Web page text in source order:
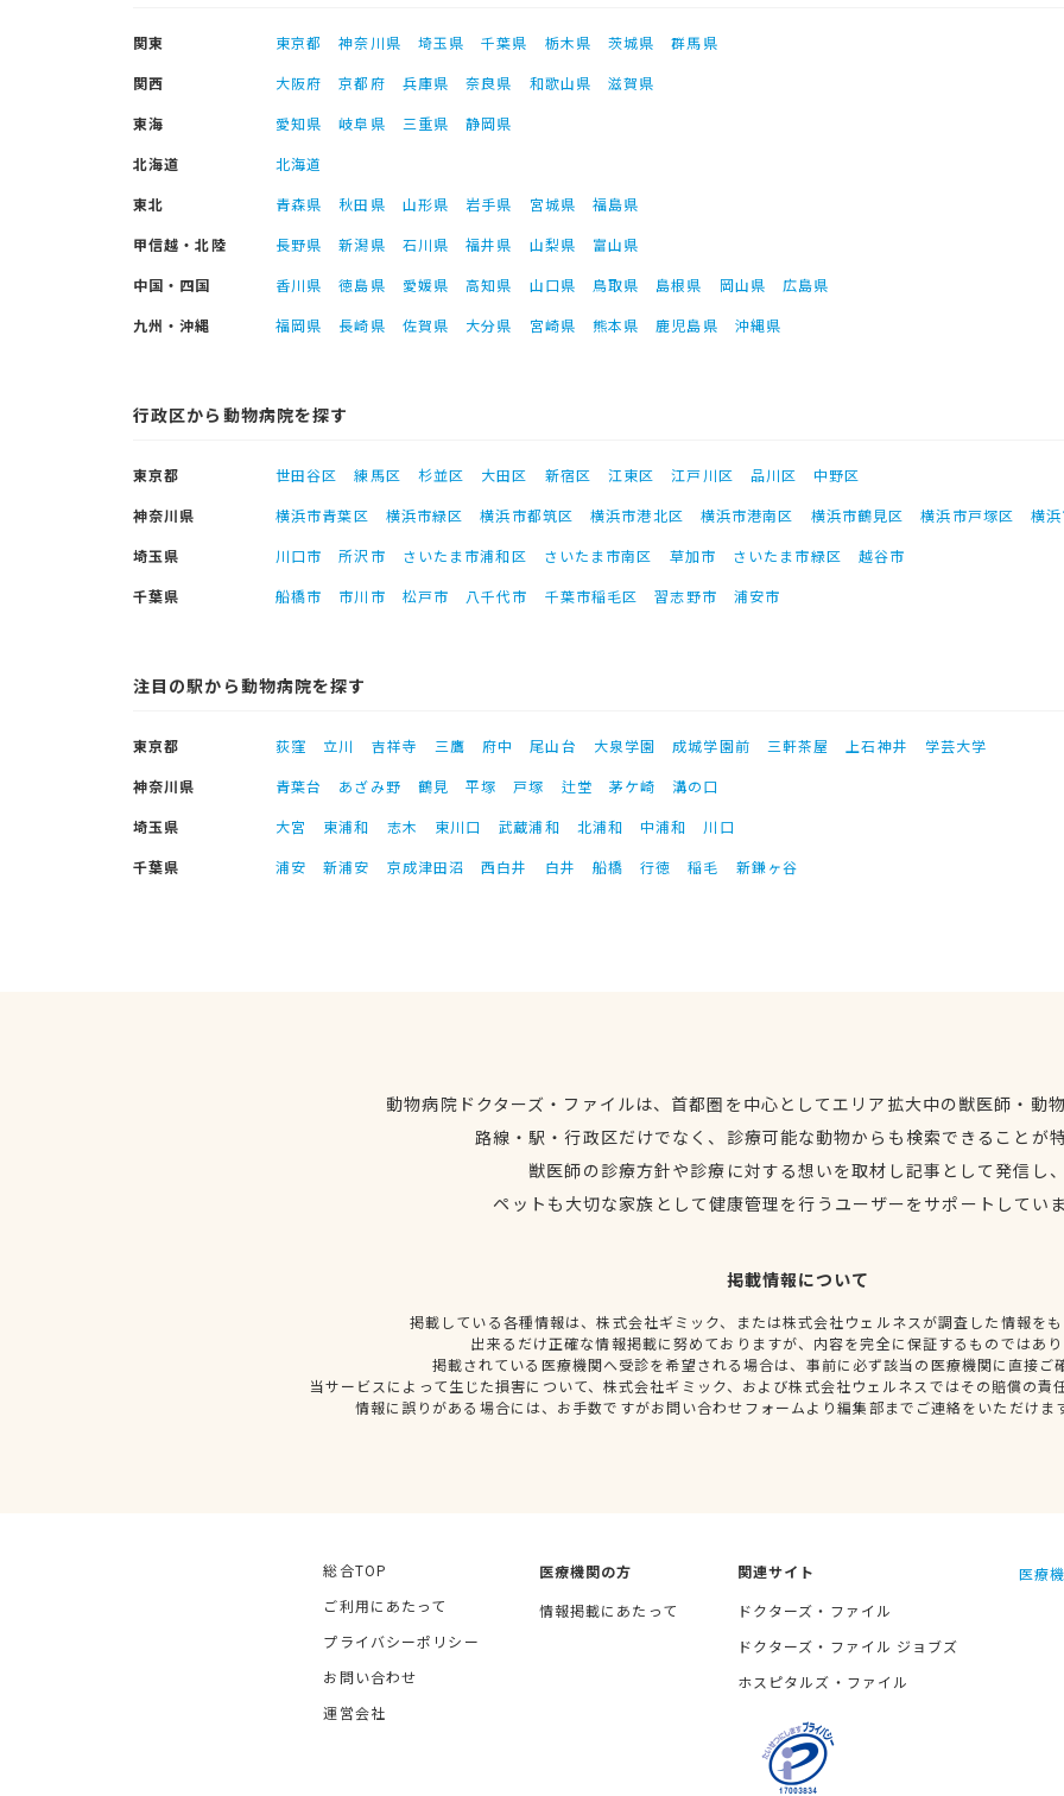
関東 東京都 神奈川県 埼玉県 千葉県 栃木県 茨城県
群馬県
関西
大阪府 京都府 兵庫県 奈良県 和歌山県
滋賀県
東海
愛知県 岐阜県 三重県
静岡県
北海道
北海道
東北
青森県 秋田県 山形県 岩手県 宮城県
福島県
甲信越・北陸
長野県 新潟県 石川県 福井県 山梨県
富山県
中国・四国
香川県 徳島県 愛媛県 高知県 山口県 鳥取県 島根県 岡山県
広島県
九州・沖縄
福岡県 長崎県 佐賀県 大分県 宮崎県 熊本県 鹿児島県 沖縄県
行政区から動物病院を探す
東京都 世田谷区 練馬区 杉並区 大田区 新宿区 江東区 江戸川区 品川区
中野区
神奈川県
横浜市青葉区 横浜市緑区 横浜市都筑区 横浜市港北区 横浜市港南区 横浜市鶴見区 横浜市戸塚区
横
埼玉県
川口市 所沢市 さいたま市浦和区 さいたま市南区 草加市 さいたま市緑区
越谷市
千葉県
船橋市 市川市 松戸市 八千代市 千葉市稲毛区 習志野市 浦安市
注目の駅から動物病院を探す
東京都 荻窪 立川 吉祥寺 三鷹 府中 尾山台 大泉学園 成城学園前 三軒茶屋 上石神井
学芸大学
神奈川県
青葉台 あざみ野 鶴見 平塚 戸塚 辻堂 茅ケ崎
溝の口
埼玉県
大宮 東浦和 志木 東川口 武蔵浦和 北浦和 中浦和
川口
千葉県
浦安 新浦安 京成津田沼 西白井 白井 船橋 行徳 稲毛 新鎌ヶ谷
動物病院ドクターズ・ファイルは、首都圏を中心としてエリア拡大中の獣医師・動
路線・駅・行政区だけでなく、診療可能な動物からも検索できることが
獣医師の診療方針や診療に対する想いを取材し記事として発信し
ペットも大切な家族として健康管理を行うユーザーをサポートしてい
掲載情報について
掲載している各種情報は、株式会社ギミック、または株式会社ウェルネスが調査した情報を
出来るだけ正確な情報掲載に努めておりますが、内容を完全に保証するものではあ
掲載されている医療機関へ受診を希望される場合は、事前に必ず該当の医療機関に直接ご
当サービスによって生じた損害について、株式会社ギミック、および株式会社ウェルネスではその賠償の責
情報に誤りがある場合には、お手数ですがお問い合わせフォームより編集部までご連絡をいただけま
総合TOP
ご利用にあたって
プライバシーポリシー
お問い合わせ
運営会社
医療機関の方
情報掲載にあたって
関連サイト
ドクターズ・ファイル
ドクターズ・ファイル ジョブズ
ホスピタルズ・ファイル
医療